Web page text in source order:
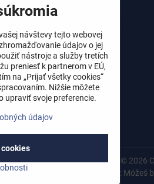
© 2026
Zapamätaj si: Móžeš
návštevy tejto webovej
údajov o jej
nástroje a služby tretích
preniesť k partnerom v EÚ,
na „Prijať všetky cookies“
Nižšie môžete
upraviť svoje preferencie.
údajov